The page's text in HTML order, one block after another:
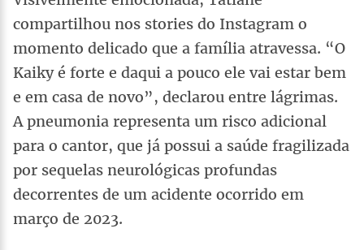
compartilhou nos stories do Instagram o
momento delicado que a família atravessa. “O
Kaiky é forte e daqui a pouco ele vai estar bem
e em casa de novo”, declarou entre lágrimas.
A pneumonia representa um risco adicional
para o cantor, que já possui a saúde fragilizada
por sequelas neurológicas profundas
decorrentes de um acidente ocorrido em
março de 2023.